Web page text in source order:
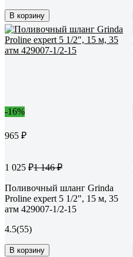
В корзину
-16%
965 ₽
1 025 ₽1 146 ₽
Поливочный шланг Grinda
Proline expert 5 1/2", 15 м, 35
атм 429007-1/2-15
4.5(55)
В корзину